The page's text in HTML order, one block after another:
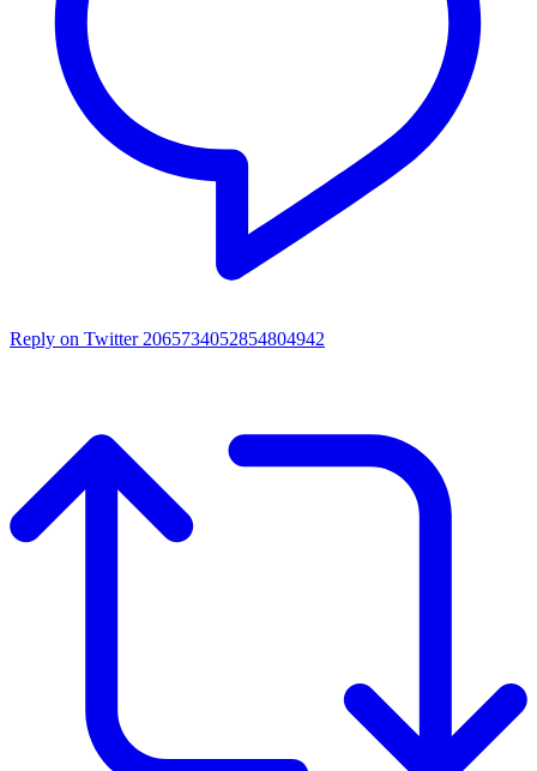
Reply on Twitter 2065734052854804942